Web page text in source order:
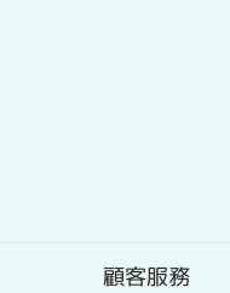
顧客服務